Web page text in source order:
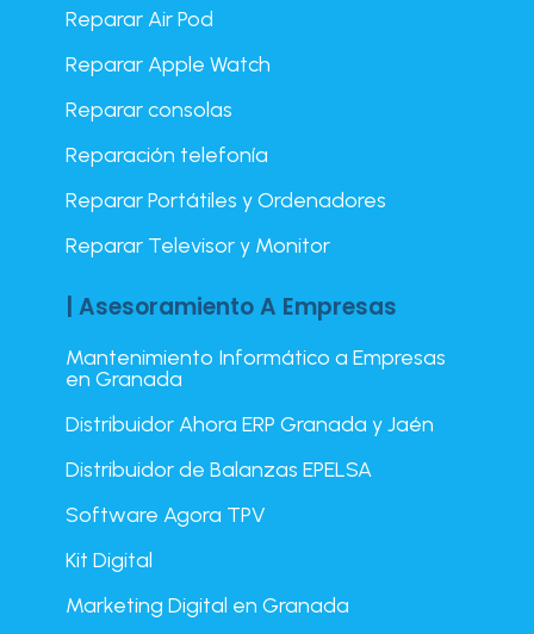
Reparar Air Pod
Reparar Apple Watch
Reparar consolas
Reparación telefonía
Reparar Portátiles y Ordenadores
Reparar Televisor y Monitor
| Asesoramiento A Empresas
Mantenimiento Informático a Empresas
en Granada
Distribuidor Ahora ERP Granada y Jaén
Distribuidor de Balanzas EPELSA
Software Agora TPV
Kit Digital
Marketing Digital en Granada